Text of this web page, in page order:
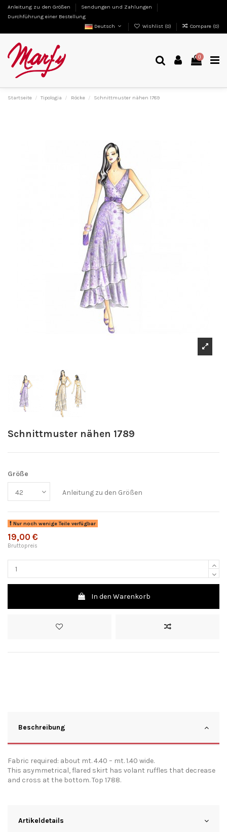
Anleitung zu den Größen
Sendungen und Zahlungen
Durchführung einer Bestellung
Deutsch
Wishlist (0) Compare (0)
0
Startseite Tipologia Röcke Schnittmuster nähen 1789
Schnittmuster nähen 1789
Größe
Anleitung zu den Größen
Nur noch wenige Teile verfügbar
19,00 €
Bruttopreis
In den Warenkorb
Beschreibung
Fabric required: about mt. 4.40 – mt. 1.40 wide.
This asymmetrical, flared skirt has volant ruffles that decrease
and cross at the bottom. Top 1788.
Artikeldetails